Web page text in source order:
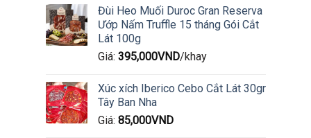
Đùi Heo Muối Duroc Gran Reserva
Ướp Nấm Truffle 15 tháng Gói Cắt
Lát 100g
Giá: 395,000VND/khay
Xúc xích Iberico Cebo Cắt Lát 30gr
Tây Ban Nha
Giá: 85,000VND